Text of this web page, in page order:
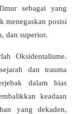
sebagai yang
menegaskan posisi
dan superior.
Oksidentalisme.
dan trauma
dalam bias
keadaan
yang dekaden,